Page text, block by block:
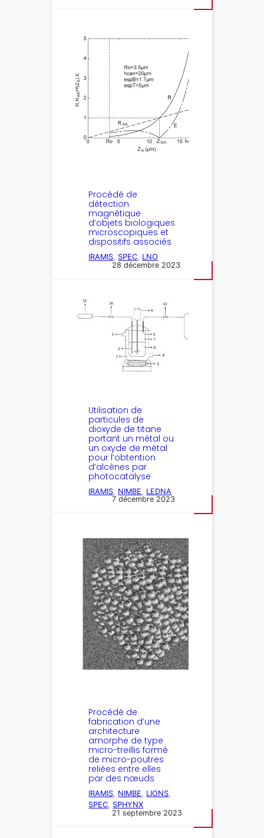
Procédé de
détection
magnétique
d’objets biologiques
microscopiques et
dispositifs associés
IRAMIS, SPEC, LNO
28 décembre 2023
Utilisation de
particules de
dioxyde de titane
portant un métal ou
un oxyde de métal
pour l’obtention
d’alcènes par
photocatalyse
IRAMIS NIMBE
LEDNA
7 décembre 2023
Procédé de
fabrication d’une
architecture
amorphe de type
micro-treillis formé
de micro-poutres
reliées entre elles
par des nœuds
IRAMIS NIMBE LIONS
SPEC SPHYNX
21 septembre 2023